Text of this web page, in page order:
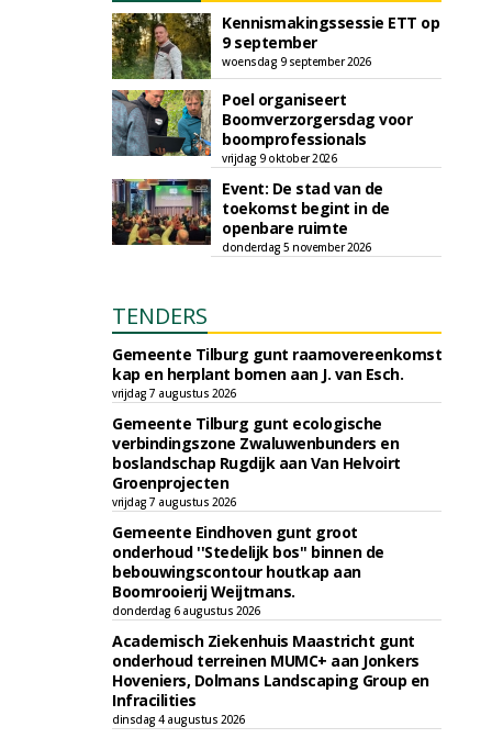
Kennismakingssessie ETT op
9 september
woensdag 9 september 2026
Poel organiseert
Boomverzorgersdag voor
boomprofessionals
vrijdag 9 oktober 2026
Event: De stad van de
toekomst begint in de
openbare ruimte
donderdag 5 november 2026
TENDERS
Gemeente Tilburg gunt raamovereenkomst
kap en herplant bomen aan J. van Esch.
vrijdag 7 augustus 2026
Gemeente Tilburg gunt ecologische
verbindingszone Zwaluwenbunders en
boslandschap Rugdijk aan Van Helvoirt
Groenprojecten
vrijdag 7 augustus 2026
Gemeente Eindhoven gunt groot
onderhoud ''Stedelijk bos'' binnen de
bebouwingscontour houtkap aan
Boomrooierij Weijtmans.
donderdag 6 augustus 2026
Academisch Ziekenhuis Maastricht gunt
onderhoud terreinen MUMC+ aan Jonkers
Hoveniers, Dolmans Landscaping Group en
Infracilities
dinsdag 4 augustus 2026